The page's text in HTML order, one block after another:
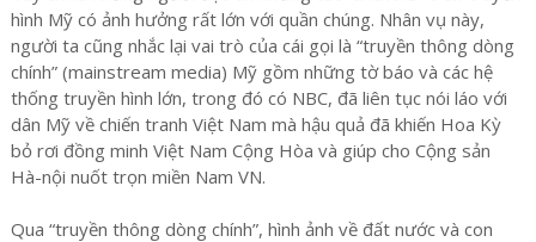
hình Mỹ có ảnh hưởng rất lớn với quần chúng. Nhân vụ này,
người ta cũng nhắc lại vai trò của cái gọi là “truyền thông dòng
chính” (mainstream media) Mỹ gồm những tờ báo và các hệ
thống truyền hình lớn, trong đó có NBC, đã liên tục nói láo với
dân Mỹ về chiến tranh Việt Nam mà hậu quả đã khiến Hoa Kỳ
bỏ rơi đồng minh Việt Nam Cộng Hòa và giúp cho Cộng sản
Hà-nội nuốt trọn miền Nam VN.
Qua “truyền thông dòng chính”, hình ảnh về đất nước và con